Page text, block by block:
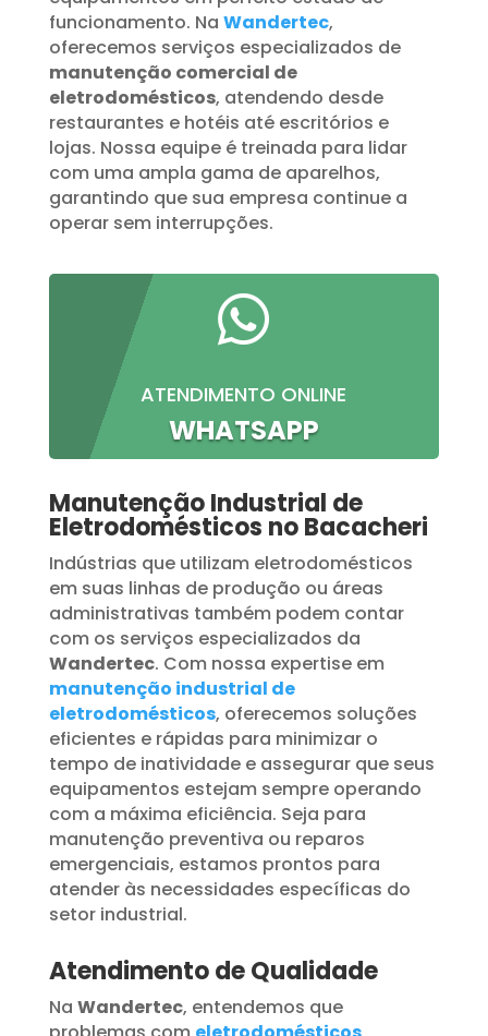
funcionamento. Na Wandertec,
oferecemos serviços especializados de
manutenção comercial de
eletrodomésticos, atendendo desde
restaurantes e hotéis até escritórios e
lojas. Nossa equipe é treinada para lidar
com uma ampla gama de aparelhos,
garantindo que sua empresa continue a
operar sem interrupções.

ATENDIMENTO ONLINE
WHATSAPP
Manutenção Industrial de
Eletrodomésticos no Bacacheri
Indústrias que utilizam eletrodomésticos
em suas linhas de produção ou áreas
administrativas também podem contar
com os serviços especializados da
Wandertec. Com nossa expertise em
manutenção industrial de
eletrodomésticos, oferecemos soluções
eficientes e rápidas para minimizar o
tempo de inatividade e assegurar que seus
equipamentos estejam sempre operando
com a máxima eficiência. Seja para
manutenção preventiva ou reparos
emergenciais, estamos prontos para
atender às necessidades específicas do
setor industrial.
Atendimento de Qualidade
Na Wandertec, entendemos que